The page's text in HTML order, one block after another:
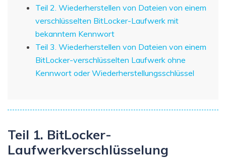
Teil 2. Wiederherstellen von Dateien von einem
verschlüsselten BitLocker-Laufwerk mit
bekanntem Kennwort
Teil 3. Wiederherstellen von Dateien von einem
BitLocker-verschlüsselten Laufwerk ohne
Kennwort oder Wiederherstellungsschlüssel
Teil 1. BitLocker-
Laufwerkverschlüsselung